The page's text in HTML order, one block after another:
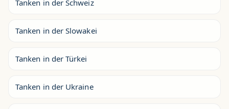
Tanken in der Schweiz
Tanken in der Slowakei
Tanken in der Türkei
Tanken in der Ukraine